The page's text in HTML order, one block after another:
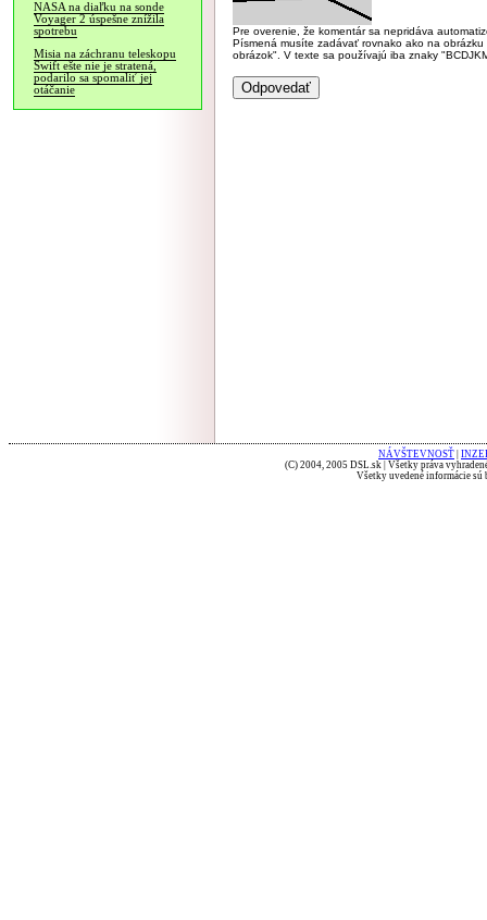
NASA na diaľku na sonde
Voyager 2 úspešne znížila
spotrebu
Misia na záchranu teleskopu
Swift ešte nie je stratená,
podarilo sa spomaliť jej
otáčanie
Pre overenie, že komentár sa nepridáva
Písmená musíte zadávať rovnako ako na
obrázok". V texte sa používajú iba znaky
NÁVŠTEVNOSŤ
(C) 2004, 2005 DSL.sk | Všetky práva
Všetky uvedené informácie sú